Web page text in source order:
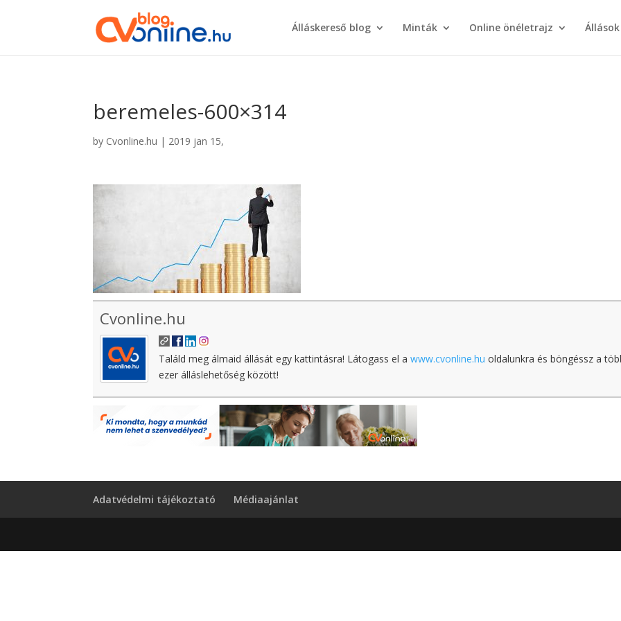
Álláskereső blog Minták Online önéletrajz Állások
beremeles-600×314
by Cvonline.hu | 2019 jan 15,
Cvonline.hu
Találd meg álmaid állását egy kattintásra! Látogass el awww.cvonline.hu oldalunkra és böngéssz a
ezer álláslehetőség között!
Adatvédelmi tájékoztató Médiaajánlat